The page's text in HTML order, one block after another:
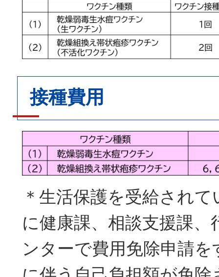
接種費用
＊生活保護を受給され
に健康課、相談支援課、
ンターで費用免除申請